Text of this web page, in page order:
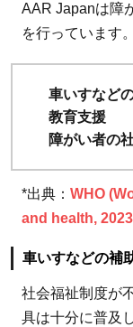
AAR Japanは障
を行っています。
車いすなど
教育支援
障がい者の
*出典： WHO
and health, 2023
車いすなどの補
社会福祉制度が
具は十分に普及